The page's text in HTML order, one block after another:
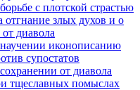
с плотской страстью
злых духов и о
диавола
иконописанию
супостатов
от диавола
тщеславных помыслах